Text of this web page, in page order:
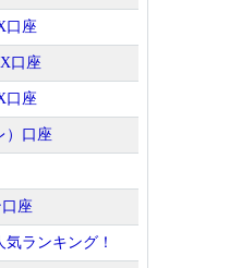
口座
口座
口座
）口座
座
ランキング！